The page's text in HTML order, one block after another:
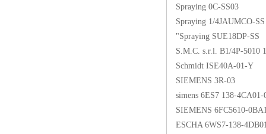
Spraying 0C-SS03
Spraying 1/4JAUMCO-
"Spraying SUE18DP-
S.M.C. s.r.l. B1/4P-5010
Schmidt ISE40A-01-Y
SIEMENS 3R-03
simens 6ES7 138-
SIEMENS 6FC5610-
ESCHA 6WS7-138-